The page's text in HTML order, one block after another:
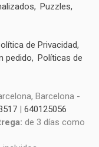
Puzzles
de Privacidad
pedido
Políticas de
Barcelona -
| 640125056
de 3 días como